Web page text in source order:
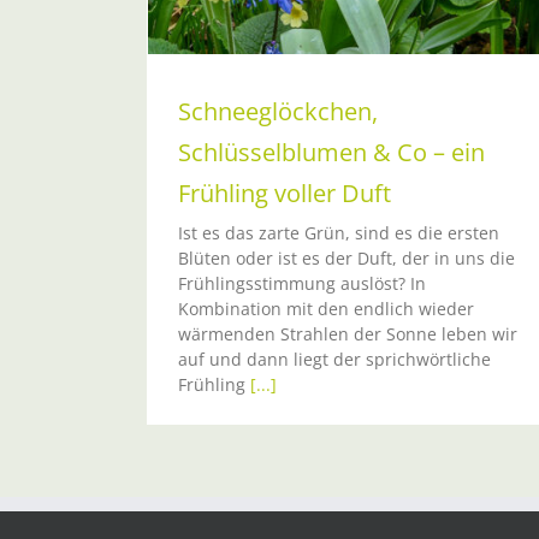
Schneeglöckchen,
Schlüsselblumen & Co – ein
Frühling voller Duft
Ist es das zarte Grün, sind es die ersten
Blüten oder ist es der Duft, der in uns die
Frühlingsstimmung auslöst? In
Kombination mit den endlich wieder
wärmenden Strahlen der Sonne leben wir
auf und dann liegt der sprichwörtliche
Frühling [...]